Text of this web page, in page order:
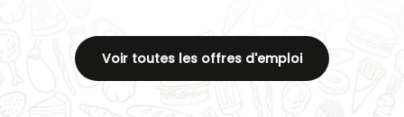
Voir toutes les offres d'emploi